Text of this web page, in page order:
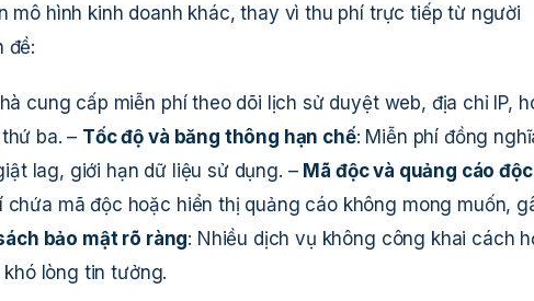
mô hình kinh doanh khác, thay vì thu phí trực tiếp từ người
đề:
cung cấp miễn phí theo dõi lịch sử duyệt web, địa chỉ IP,
ba. – Tốc độ và băng thông hạn chế: Miễn phí đồng
lag, giới hạn dữ liệu sử dụng. – Mã độc và quảng cáo độc
chứa mã độc hoặc hiển thị quảng cáo không mong muốn,
bảo mật rõ ràng: Nhiều dịch vụ không công khai cách
lòng tin tưởng.